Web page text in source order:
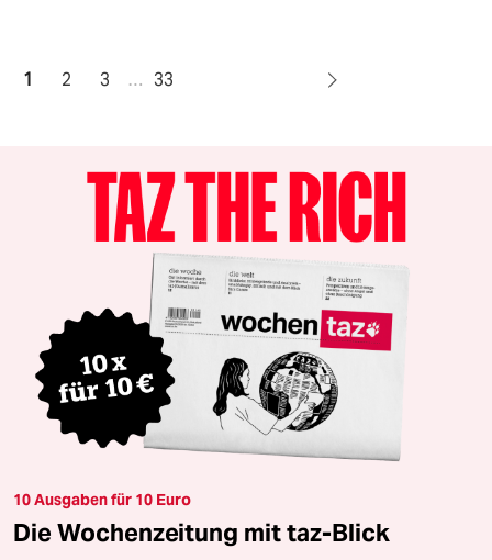
1 2 3 … 33
10 Ausgaben für 10 Euro
Die Wochenzeitung mit taz-Blick